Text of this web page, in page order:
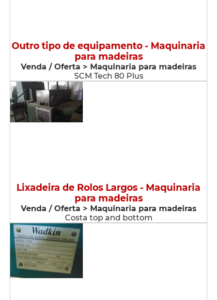
Outro tipo de equipamento - Maquinaria
para madeiras
Venda / Oferta > Maquinaria para madeiras
SCM Tech 80 Plus
Lixadeira de Rolos Largos - Maquinaria
para madeiras
Venda / Oferta > Maquinaria para madeiras
Costa top and bottom